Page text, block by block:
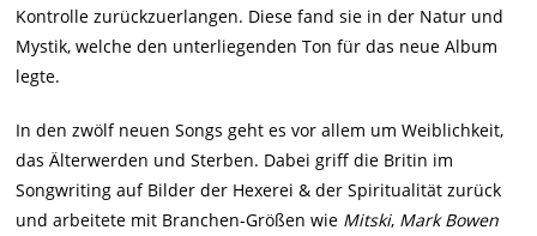
Kontrolle zurückzuerlangen. Diese fand sie in der Natur und
Mystik, welche den unterliegenden Ton für das neue Album
legte.
In den zwölf neuen Songs geht es vor allem um Weiblichkeit,
das Älterwerden und Sterben. Dabei griff die Britin im
Songwriting auf Bilder der Hexerei & der Spiritualität zurück
und arbeitete mit Branchen-Größen wie Mitski, Mark Bowen